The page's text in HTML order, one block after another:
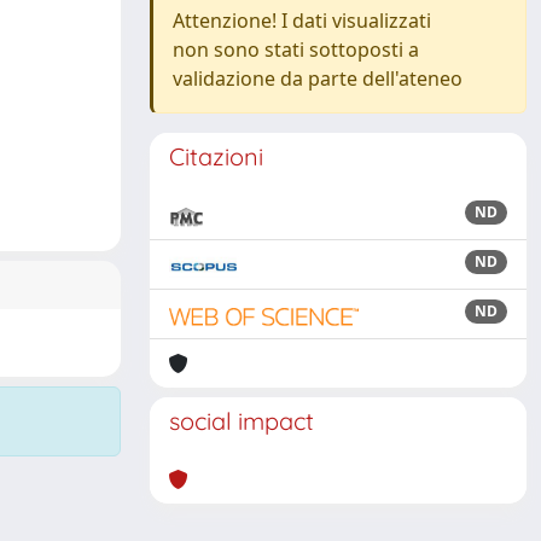
Attenzione! I dati visualizzati
non sono stati sottoposti a
validazione da parte dell'ateneo
Citazioni
ND
ND
ND
social impact